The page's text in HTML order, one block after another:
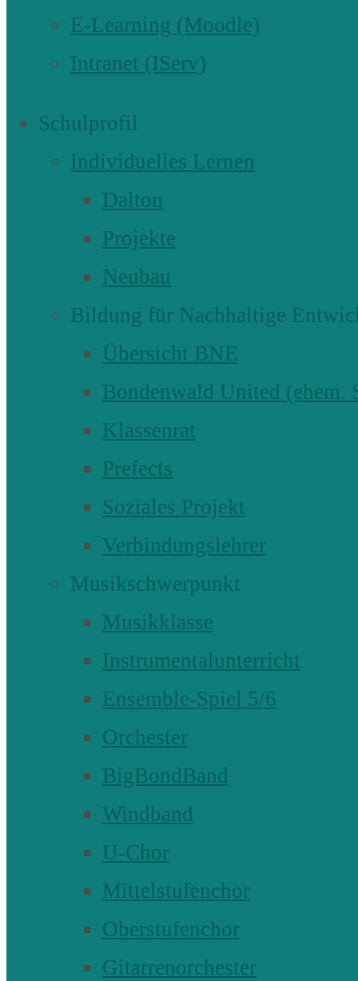
E-Learning (Moodle)
Intranet (IServ)
Schulprofil
Individuelles Lernen
Dalton
Projekte
Neubau
Bildung für Nachhaltige
Übersicht BNE
Bondenwald United (ehem.
Klassenrat
Prefects
Soziales Projekt
Verbindungslehrer
Musikschwerpunkt
Musikklasse
Instrumentalunterricht
Ensemble-Spiel 5/6
Orchester
BigBondBand
Windband
U-Chor
Mittelstufenchor
Oberstufenchor
Gitarrenorchester